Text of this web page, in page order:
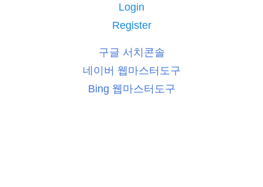
Login
Register
구글 서치콘솔
네이버 웹마스터도구
Bing 웹마스터도구